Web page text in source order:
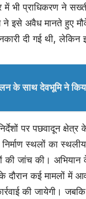
में भी प्राधिकरण ने
इसे अवैध मानते हुए
दी गई थी,
के साथ देवभूमि ने
निर्देशों पर पछवादून
निर्माण स्थलों का
जांच की। अभियान के
दौरान कई मामलों
की जायेगी।